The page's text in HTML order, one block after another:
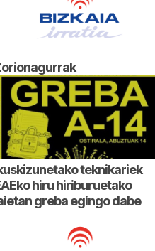
teknikariek
hiru hiriburuetako
greba egingo dabe